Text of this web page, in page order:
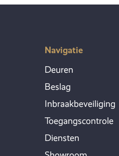
Navigatie
Deuren
Beslag
Inbraakbeveiliging
Toegangscontrole
Diensten